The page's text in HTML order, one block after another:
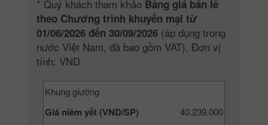
* Quý khách tham khảo Bảng giá bán lẻ
theo Chương trình khuyến mại từ
01/06/2026 đến 30/09/2026 (áp dụng trong
nước Việt Nam, đã bao gồm VAT). Đơn vị
tính: VND
Khung giường
40.239.000
Giá niêm yết (VND/SP)